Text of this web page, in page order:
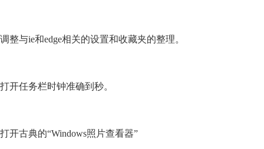
调整与ie和edge相关的设置和收藏夹的整理。
打开任务栏时钟准确到秒。
打开古典的“Windows照片查看器”